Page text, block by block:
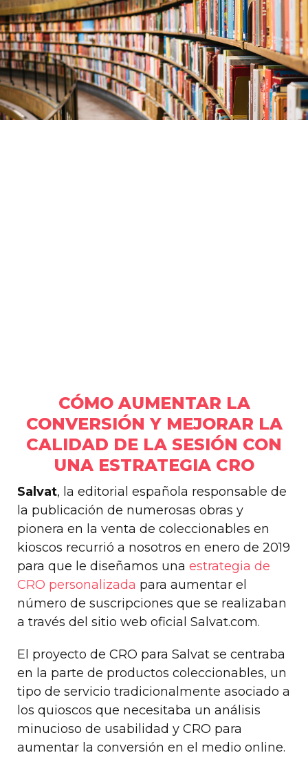
CÓMO AUMENTAR LA
CONVERSIÓN Y MEJORAR LA
CALIDAD DE LA SESIÓN CON
UNA ESTRATEGIA CRO
Salvat, la editorial española responsable de
la publicación de numerosas obras y
pionera en la venta de coleccionables en
kioscos recurrió a nosotros en enero de 2019
para que le diseñamos una estrategia de
CRO personalizada para aumentar el
número de suscripciones que se realizaban
a través del sitio web oficial Salvat.com.
El proyecto de CRO para Salvat se centraba
en la parte de productos coleccionables, un
tipo de servicio tradicionalmente asociado a
los quioscos que necesitaba un análisis
minucioso de usabilidad y CRO para
aumentar la conversión en el medio online.